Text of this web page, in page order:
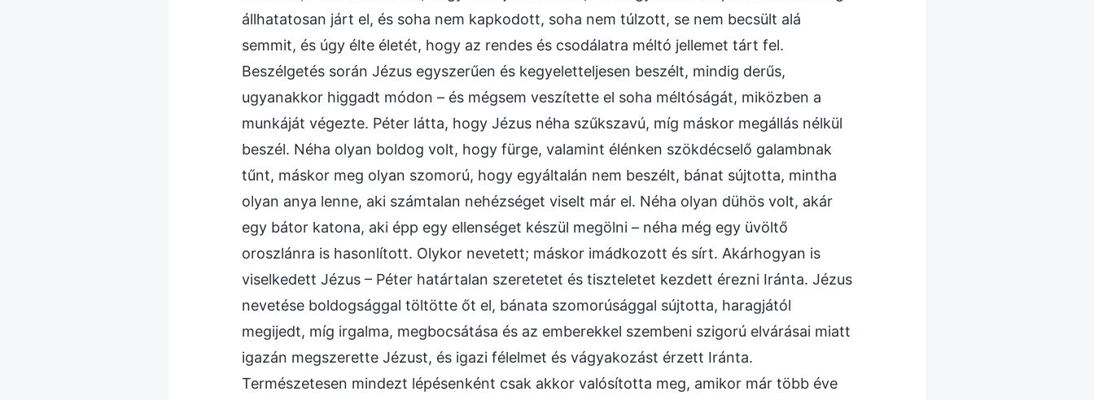
állhatatosan járt el, és soha nem kapkodott, soha nem túlzott, se nem becsült alá
semmit, és úgy élte életét, hogy az rendes és csodálatra méltó jellemet tárt fel.
Beszélgetés során Jézus egyszerűen és kegyeletteljesen beszélt, mindig derűs,
ugyanakkor higgadt módon – és mégsem veszítette el soha méltóságát, miközben a
munkáját végezte. Péter látta, hogy Jézus néha szűkszavú, míg máskor megállás nélkül
beszél. Néha olyan boldog volt, hogy fürge, valamint élénken szökdécselő galambnak
tűnt, máskor meg olyan szomorú, hogy egyáltalán nem beszélt, bánat sújtotta, mintha
olyan anya lenne, aki számtalan nehézséget viselt már el. Néha olyan dühös volt, akár
egy bátor katona, aki épp egy ellenséget készül megölni – néha még egy üvöltő
oroszlánra is hasonlított. Olykor nevetett; máskor imádkozott és sírt. Akárhogyan is
viselkedett Jézus – Péter határtalan szeretetet és tiszteletet kezdett érezni Iránta. Jézus
nevetése boldogsággal töltötte őt el, bánata szomorúsággal sújtotta, haragjától
megijedt, míg irgalma, megbocsátása és az emberekkel szembeni szigorú elvárásai miatt
igazán megszerette Jézust, és igazi félelmet és vágyakozást érzett Iránta.
Természetesen mindezt lépésenként csak akkor valósította meg, amikor már több éve